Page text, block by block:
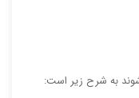
به شرح زیر است: